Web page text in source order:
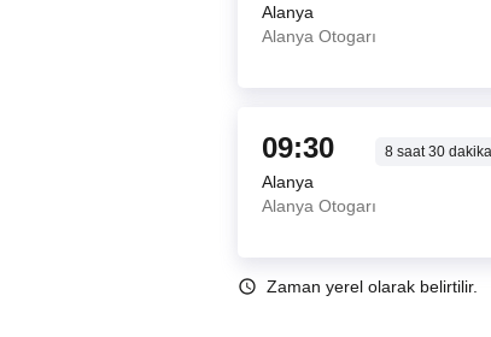
Alanya
Alanya Otogarı
09:30 8 saat30 dakika
Alanya
Alanya Otogarı
Zaman yerel olarak belirtilir.